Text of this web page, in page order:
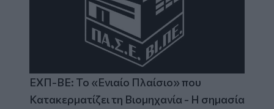
ΕΧΠ-ΒΕ: Το «Ενιαίο Πλαίσιο» που
Κατακερματίζει τη Βιομηχανία - Η σημασία